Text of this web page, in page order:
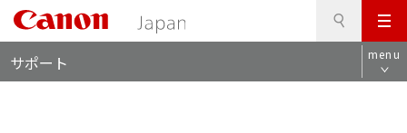
メ
ニ
ュ
サポート menu